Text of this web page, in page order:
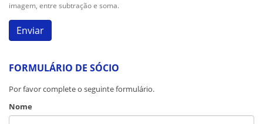
imagem, entre subtração e soma.
FORMULÁRIO DE SÓCIO
Por favor complete o seguinte formulário.
Nome